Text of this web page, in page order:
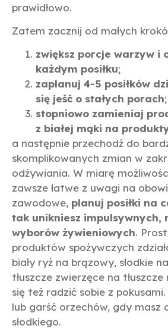
prawidłowo.
Zatem zacznij od małych
zwiększ porcje warzyw i
każdym posiłku;
zaplanuj 4-5 posiłków
się jeść o stałych porach;
stopniowo zamieniaj
z białej mąki na
a następnie przechodź do
skomplikowanych zmian w
odżywiania. W miarę
zawsze łatwe z uwagi na
zawodowe, planuj posiłki na
tak unikniesz impulsywnych,
wyborów żywieniowych.
produktów spożywczych
biały ryż na brązowy, słodkie
tłuszcze zwierzęce na
się też radzić sobie z
lub garść orzechów, gdy masz
słodkiego.